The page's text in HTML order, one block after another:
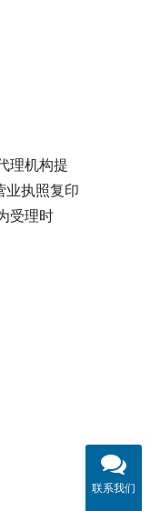
理机构提
业执照复印
受理时
联系我们